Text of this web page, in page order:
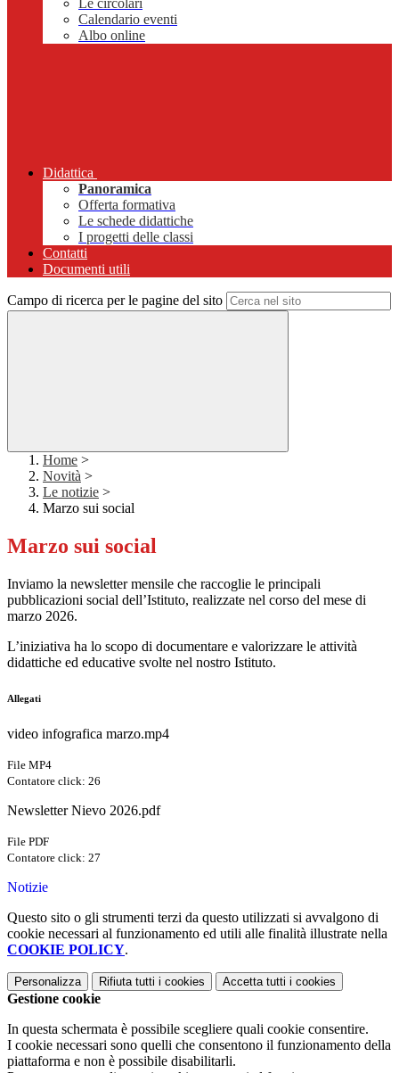
Le circolari
Calendario eventi
Albo online
Didattica
Panoramica
Offerta formativa
Le schede didattiche
I progetti delle classi
Contatti
Documenti utili
Campo di ricerca per le pagine del sito
Home >
Novità >
Le notizie >
Marzo sui social
Marzo sui social
Inviamo la newsletter mensile che raccoglie le principali
pubblicazioni social dell’Istituto, realizzate nel corso del mese di
marzo 2026.
L’iniziativa ha lo scopo di documentare e valorizzare le attività
didattiche ed educative svolte nel nostro Istituto.
Allegati
video infografica marzo.mp4
File MP4
Contatore click: 26
Newsletter Nievo 2026.pdf
File PDF
Contatore click: 27
Notizie
Questo sito o gli strumenti terzi da questo utilizzati si avvalgono di
cookie necessari al funzionamento ed utili alle finalità illustrate nella
COOKIE POLICY.
Personalizza Rifiuta tutti i cookies Accetta tutti i cookies
Gestione cookie
In questa schermata è possibile scegliere quali cookie consentire.
I cookie necessari sono quelli che consentono il funzionamento della
piattaforma e non è possibile disabilitarli.